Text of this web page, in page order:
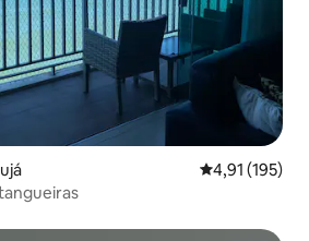
4,91 de uma
4,91 (195)